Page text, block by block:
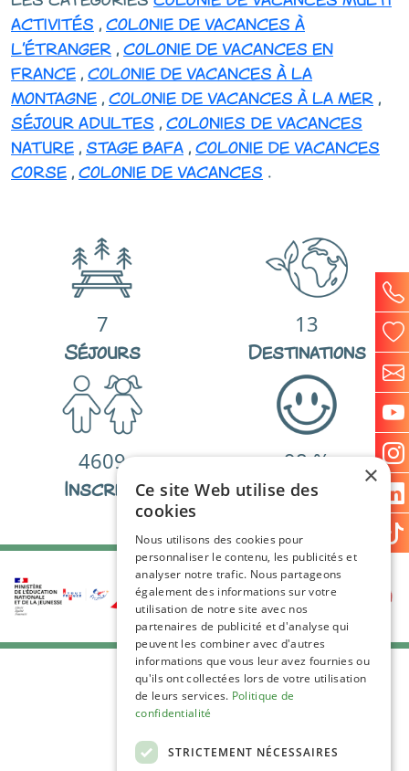
activités ,colonie de vacances à
l'étranger ,colonie de vacances en
france ,colonie de vacances à la
montagne ,colonie de vacances à la mer ,
séjour adultes ,colonies de vacances
nature , stage bafa ,colonie de vacances
corse ,colonie de vacances .
7
Séjours
13
Destinations
4609
Inscrits
98%
De satisfactions
C.G.V
×
Ce site Web utilise des
cookies
Nous utilisons des cookies pour
personnaliser le contenu, les publicités et
analyser notre trafic. Nous partageons
également des informations sur votre
utilisation de notre site avec nos
partenaires de publicité et d'analyse qui
peuvent les combiner avec d'autres
informations que vous leur avez fournies ou
qu'ils ont collectées lors de votre utilisation
de leurs services. Politique de
confidentialité
STRICTEMENT NÉCESSAIRES